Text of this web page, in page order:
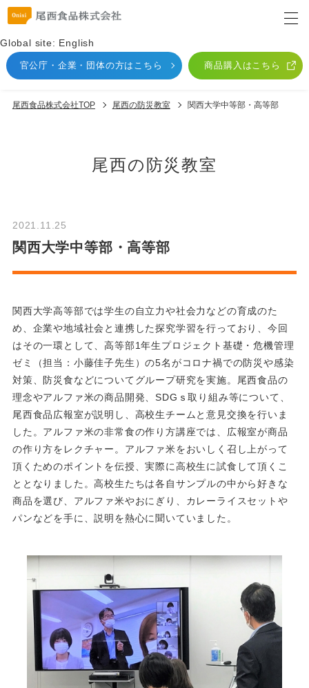
Global site: English
官公庁・企業・団体の方はこちら 商品購入はこちら
尾西食品株式会社TOP 尾⻄の防災教室 関⻄⼤学中等部・⾼等部
尾⻄の防災教室
2021.11.25
関⻄⼤学中等部・⾼等部
関⻄⼤学⾼等部では学⽣の⾃⽴⼒や社会⼒などの育成のた
め、企業や地域社会と連携した探究学習を⾏っており、今回
はその⼀環として、⾼等部1年⽣プロジェクト基礎・危機管理
ゼミ（担当：⼩藤佳⼦先⽣）の5名がコロナ禍での防災や感染
対策、防災⾷などについてグループ研究を実施。尾⻄⾷品の
理念やアルファ⽶の商品開発、SDGｓ取り組み等について、
尾⻄⾷品広報室が説明し、⾼校⽣チームと意⾒交換を⾏いま
した。アルファ⽶の⾮常⾷の作り⽅講座では、広報室が商品
の作り⽅をレクチャー。アルファ⽶をおいしく召し上がって
頂くためのポイントを伝授、実際に⾼校⽣に試⾷して頂くこ
ととなりました。⾼校⽣たちは各⾃サンプルの中から好きな
商品を選び、アルファ⽶やおにぎり、カレーライスセットや
パンなどを⼿に、説明を熱⼼に聞いていました。